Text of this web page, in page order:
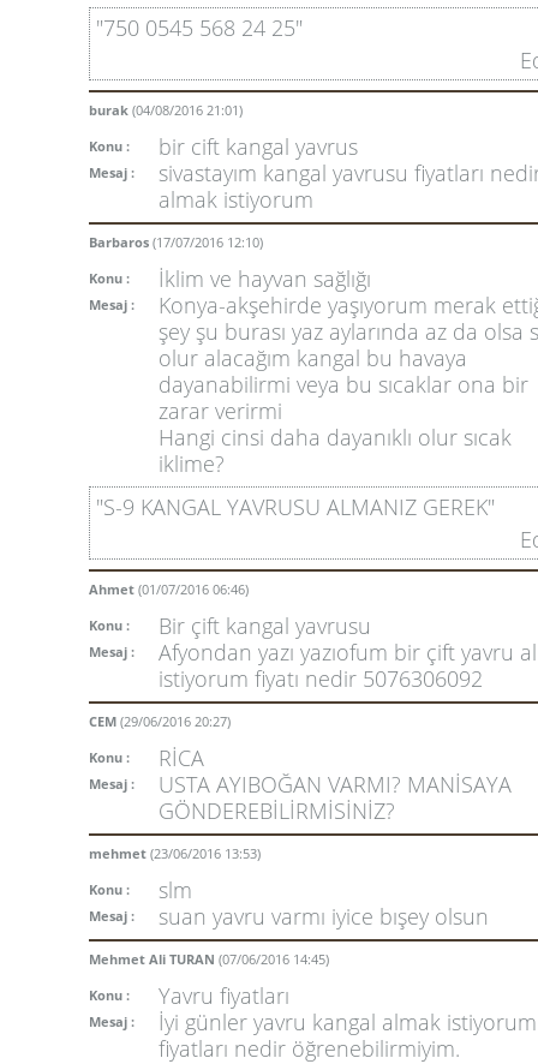
"750 0545 568 24 25"
burak (04/08/2016 21:01)
Konu :
bir cift kangal yavrus
Mesaj :
sivastayım kangal yavrusu fiyatları
almak istiyorum
Barbaros (17/07/2016 12:10)
Konu :
İklim ve hayvan sağlığı
Mesaj :
Konya-akşehirde yaşıyorum merak
şey şu burası yaz aylarında az da olsa
olur alacağım kangal bu havaya
dayanabilirmi veya bu sıcaklar ona bir
zarar verirmi
Hangi cinsi daha dayanıklı olur sıcak
iklime?
"S-9 KANGAL YAVRUSU ALMANIZ GEREK"
Ahmet (01/07/2016 06:46)
Konu :
Bir çift kangal yavrusu
Mesaj :
Afyondan yazı yazıofum bir çift yavru
istiyorum fiyatı nedir 5076306092
CEM (29/06/2016 20:27)
Konu :
RİCA
Mesaj :
USTA AYIBOĞAN VARMI? MANİSAYA
GÖNDEREBİLİRMİSİNİZ?
mehmet (23/06/2016 13:53)
Konu :
slm
Mesaj : suan yavru varmı iyice bışey olsun
Mehmet Ali TURAN (07/06/2016 14:45)
Konu :
Yavru fiyatları
Mesaj :
İyi günler yavru kangal almak istiyorum
fiyatları nedir öğrenebilirmiyim.